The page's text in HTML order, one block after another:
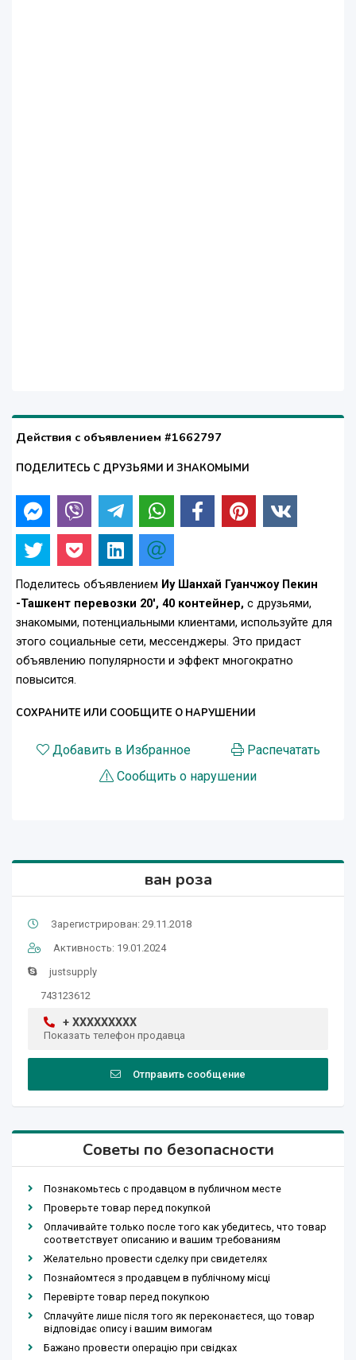
Действия с объявлением #1662797
ПОДЕЛИТЕСЬ С ДРУЗЬЯМИ И ЗНАКОМЫМИ
Поделитесь объявлением Иу Шанхай Гуанчжоу Пекин
-Ташкент перевозки 20', 40 контейнер, с друзьями,
знакомыми, потенциальными клиентами, используйте для
этого социальные сети, мессенджеры. Это придаст
объявлению популярности и эффект многократно
повысится.
СОХРАНИТЕ ИЛИ СООБЩИТЕ О НАРУШЕНИИ
Добавить в Избранное
Распечатать
Сообщить о нарушении
ван роза
Зарегистрирован: 29.11.2018
Активность: 19.01.2024
justsupply
743123612
+ XXXXXXXXX
Показать телефон продавца
Отправить сообщение
Советы по безопасности
Познакомьтесь с продавцом в публичном месте
Проверьте товар перед покупкой
Оплачивайте только после того как убедитесь, что товар
соответствует описанию и вашим требованиям
Желательно провести сделку при свидетелях
Познайомтеся з продавцем в публічному місці
Перевірте товар перед покупкою
Сплачуйте лише після того як переконаєтеся, що товар
відповідає опису і вашим вимогам
Бажано провести операцію при свідках